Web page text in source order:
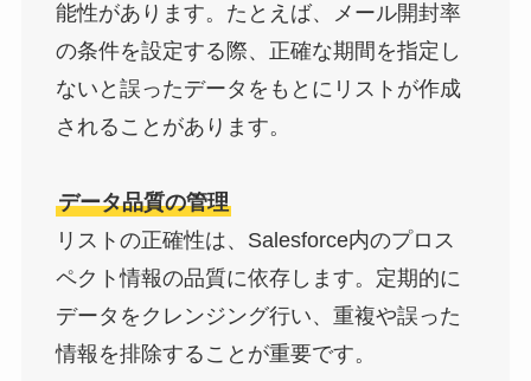
能性があります。たとえば、メール開封率
の条件を設定する際、正確な期間を指定し
ないと誤ったデータをもとにリストが作成
されることがあります。
データ品質の管理
リストの正確性は、Salesforce内のプロス
ペクト情報の品質に依存します。定期的に
データをクレンジング行い、重複や誤った
情報を排除することが重要です。